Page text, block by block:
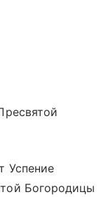
Успение
Богородицы